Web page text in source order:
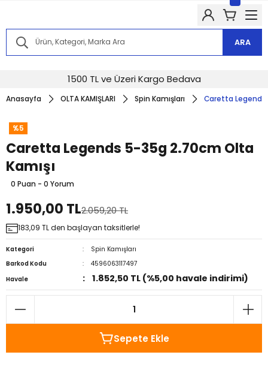
Kampanyalarımızdan haberdar olmak için @alkocav instagram
Kampanyalarımızdan haberdar olmak için @alkocav instagram
hesabımızı takip edin!
Kampanyalarımızdan haberdar olmak için @alkocav instagram
Kampanyalarımızdan haberdar olmak için @alkocav instagram
Kampanyalarımızdan haberdar olmak için @alkocav instagram
ARA
1500 TL ve Üzeri Kargo Bedava
Anasayfa OLTA KAMIŞLARI Spin Kamışları Caretta Legends
%5
Caretta Legends 5-35g 2.70cm Olta
Kamışı
0 Puan - 0 Yorum
1.950,00 TL2.059,20 TL
183,09 TL den başlayan taksitlerle!
Kategori
Spin Kamışları
Barkod Kodu
4596063117497
Havale
1.852,50 TL (%5,00 havale indirimi)
Sepete Ekle